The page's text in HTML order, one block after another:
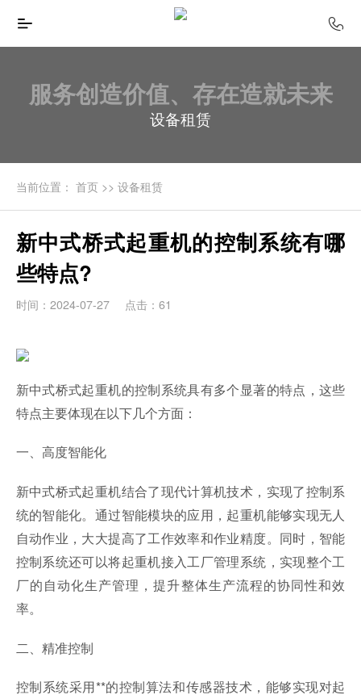
服务创造价值、存在造就未来
设备租赁
当前位置： 首页>> 设备租赁
新中式桥式起重机的控制系统有哪
些特点?
时间：2024-07-27 点击：61
新中式桥式起重机的控制系统具有多个显著的特点，这些
特点主要体现在以下几个方面：
一、高度智能化
新中式桥式起重机结合了现代计算机技术，实现了控制系
统的智能化。通过智能模块的应用，起重机能够实现无人
自动作业，大大提高了工作效率和作业精度。同时，智能
控制系统还可以将起重机接入工厂管理系统，实现整个工
厂的自动化生产管理，提升整体生产流程的协同性和效
率。
二、精准控制
控制系统采用**的控制算法和传感器技术，能够实现对起